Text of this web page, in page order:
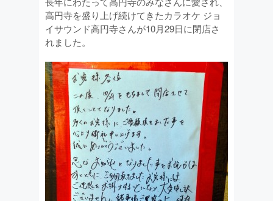
高円寺を盛り上げ続けてきたカラオケ ジョ
イサウンド高円寺さんが10月29日に閉店さ
れました。